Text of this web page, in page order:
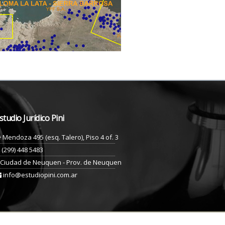
Jurídico Pini
Mendoza 495 (esq. Talero), Piso 4 of. 3
(299) 448 5483
de Neuquen - Prov. de Neuquen
info@estudiopini.com.ar